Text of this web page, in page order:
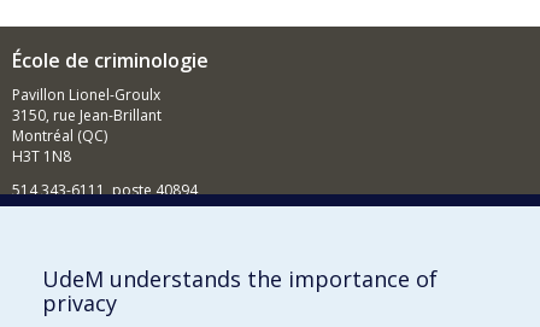
École de criminologie
Pavillon Lionel-Groulx
3150, rue Jean-Brillant
Montréal (QC)
H3T 1N8
514 343-6111, poste 40894
Comment soutenir l'École?
BESOIN D'AIDE?
UdeM understands the importance of
privacy